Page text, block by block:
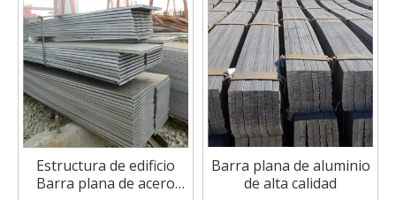
Estructura de edificio
Barra plana de acero
Barra plana de aluminio
de alta calidad